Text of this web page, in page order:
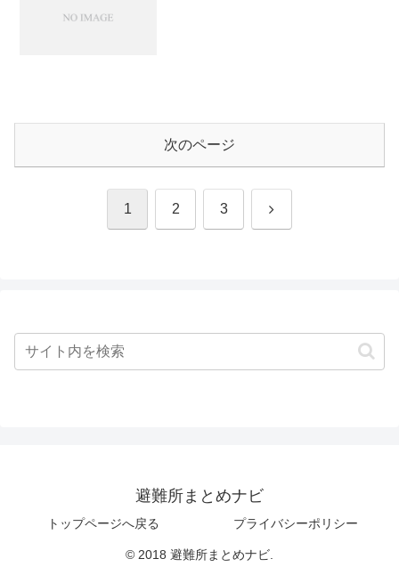
次のページ
1 2 3 次
避難所まとめナビ
トップページへ戻る プライバシーポリシー
© 2018 避難所まとめナビ.